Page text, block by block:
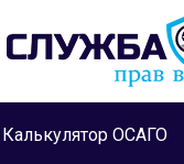
Калькулятор ОСАГО